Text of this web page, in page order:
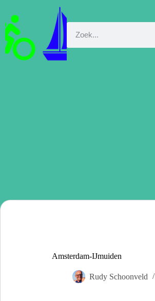
Amsterdam-IJmuiden
Rudy Schoonveld